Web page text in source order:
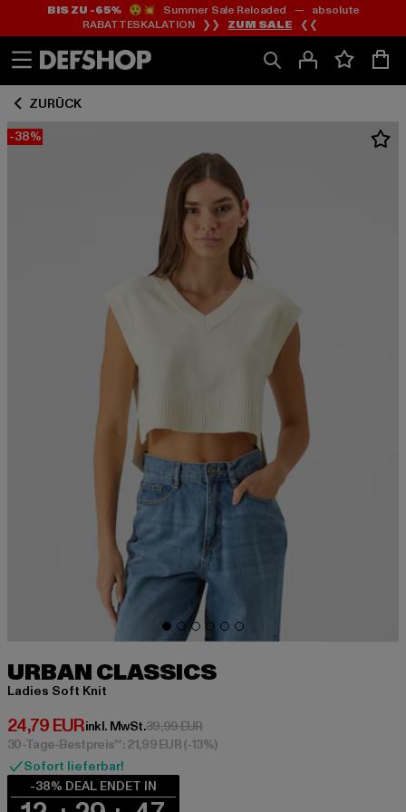
Zum
Inhalt
springen
Zum
Fußzeile
springen
BIS ZU -65%😲💥 Summer Sale Reloaded — absolute
RABATTESKALATION ❯❯ ZUM SALE ❮❮
ZURÜCK
-38%
URBAN CLASSICS
Ladies Soft Knit
24,79 EUR
Derzeitiger Preis: 24,79 EUR
inkl. MwSt.39,99 EURAktionspreis: 39,99 EUR
30-Tage-Bestpreis**: 21,99 EUR(-13%)
Sofort lieferbar!
-38% DEAL ENDET IN